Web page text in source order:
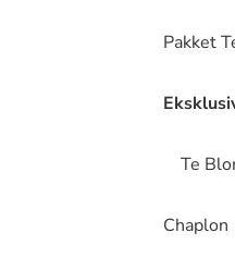
Pakket
Te
Chaplon